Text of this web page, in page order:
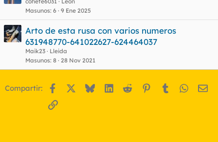
Masunos 6 9 Ene 2025
Arto de esta rusa con varios numeros
631948770-641022627-624464037
Maik23
Lleida
Masunos 8 28 Nov 2021
Compartir: Facebook BlueskyLinkedIn
Reddit Pinterest
Tumblr
Enlace